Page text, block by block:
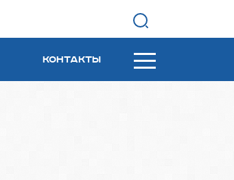
Контакты